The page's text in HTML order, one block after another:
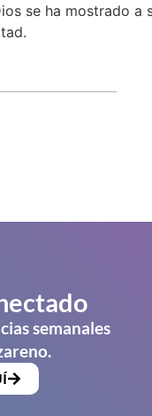
se ha mostrado a
semanales